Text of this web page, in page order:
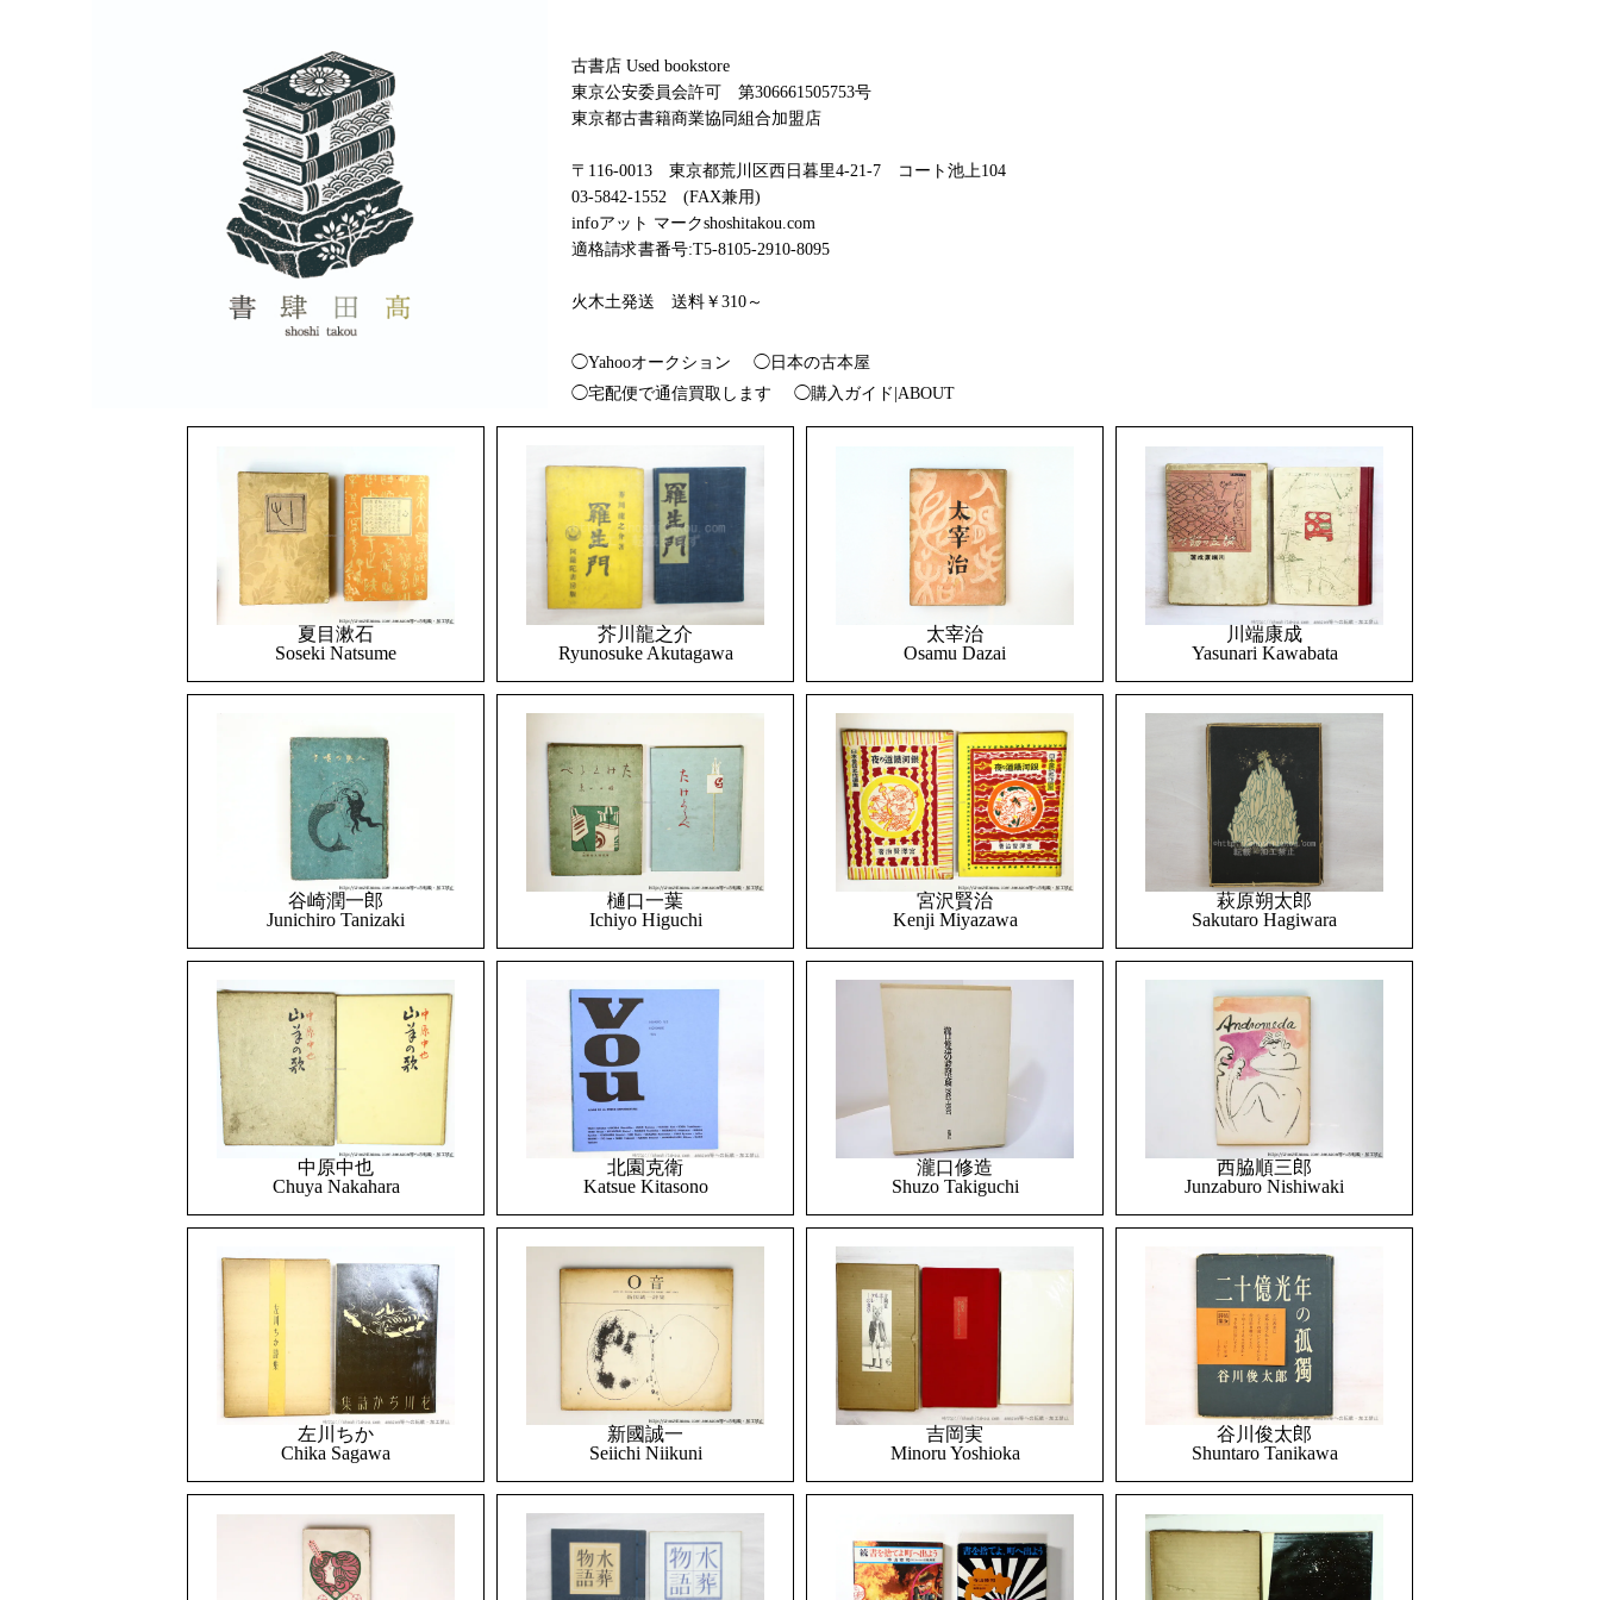
古書店 Used bookstore
東京公安委員会許可 第306661505753号
東京都古書籍商業協同組合加盟店
〒116-0013 東京都荒川区西日暮里4-21-7 コート池上104
03-5842-1552 (FAX兼用)
infoアット マークshoshitakou.com
適格請求書番号:T5-8105-2910-8095
火木土発送 送料￥310～
◯Yahooオークション
◯日本の古本屋
◯宅配便で通信買取します
◯購入ガイド|ABOUT
夏目漱石
Soseki Natsume
芥川龍之介
Ryunosuke Akutagawa
太宰治
Osamu Dazai
川端康成
Yasunari Kawabata
谷崎潤一郎
Junichiro Tanizaki
樋口一葉
Ichiyo Higuchi
宮沢賢治
Kenji Miyazawa
萩原朔太郎
Sakutaro Hagiwara
中原中也
Chuya Nakahara
北園克衛
Katsue Kitasono
瀧口修造
Shuzo Takiguchi
西脇順三郎
Junzaburo Nishiwaki
左川ちか
Chika Sagawa
新國誠一
Seiichi Niikuni
吉岡実
Minoru Yoshioka
谷川俊太郎
Shuntaro Tanikawa